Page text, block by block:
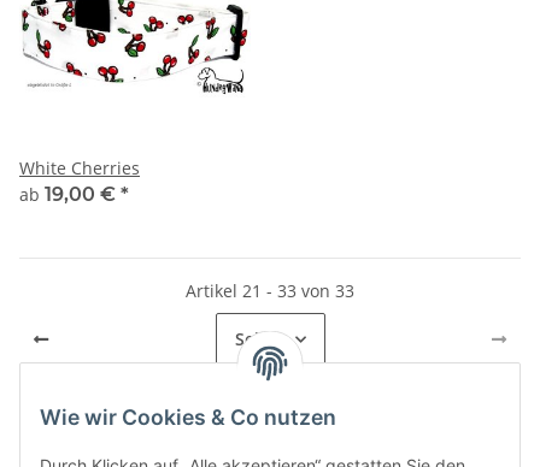
White Cherries
ab 19,00 € *
Artikel 21 - 33 von 33
Seite2
Wie wir Cookies & Co nutzen